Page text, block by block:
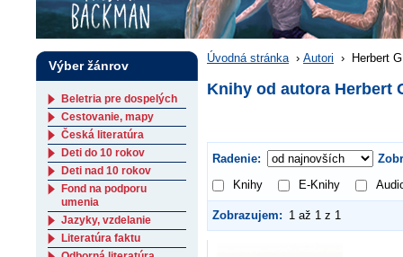
Úvodná stránka › Autori › Herbert
Knihy od autora Herbert
Radenie:
Knihy
E-Knihy
Zobrazujem: 1 až 1 z 1
Výber žánrov
Beletria pre dospelých
Cestovanie, mapy
Česká literatúra
Deti do 10 rokov
Deti nad 10 rokov
Fond na podporu
umenia
Jazyky, vzdelanie
Literatúra faktu